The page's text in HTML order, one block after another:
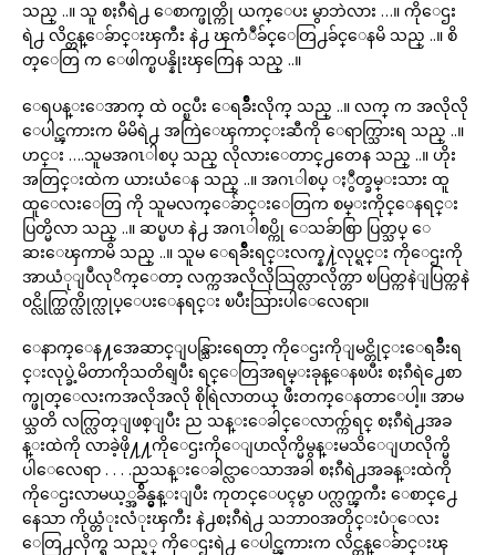
သည္ ..။ သူ စႏၵီရဲ႕ ေစာက္ဖုတ္ကို ယက္ေပး မွာဘဲလား …။ ကိုေဌး
ရဲ႕ လိင္တန္ေခ်ာင္းၾကီး နဲ႕ ၾကံဳခ်င္ေတြ႕ခ်င္ေနမိ သည္ ..။ စိ
တ္ေတြ က ေဖါက္ၿပန္နိုးၾကြေန သည္ ..။
ေရပန္းေအာက္ ထဲ ၀င္ၿပီး ေရခ်ိဳးလိုက္ သည္ ..။ လက္ က အလိုလို
ေပါင္ၾကားက မိမိရဲ႕ အကြဲေၾကာင္းဆီကို ေရာက္သြားရ သည္ ..။
ဟင္း ….သူမအဂၤါစပ္ သည္ လိုလားေတာင္႕တေန သည္ ..။ ဟိုး
အတြင္းထဲက ယားယံေန သည္ ..။ အဂၤါစပ္ ႏွဳတ္ခမ္းသား ထူ
ထူေလးေတြ ကို သူမလက္ေခ်ာင္းေတြက စမ္းကိုင္ေနရင္း
ပြတ္မိလာ သည္ ..။ ဆပ္ၿပာ နဲ႕ အဂၤါစပ္ကို ေသခ်ာစြာ ပြတ္သပ္ ေ
ဆးေၾကာမိ သည္ ..။ သူမ ေရခ်ိဳးရင္းလက္န႔ဲလုပ္ရင္း ကိုေဌးကို
အာယံုျပဳလုိက္ေတာ့ လက္ကအလိုလိုသြတ္လာလိုက္တာ ၿပြတ္ကနဲျပြတ္ကနဲ
၀င္လိုက္ထြက္လိုက္လုပ္ေပးေနရင္း ၿပီးသြားပါေလေရာ။
ေနာက္ေန႔အေဆာင္ျပန္သြားရေတာ့ ကိုေဌးကိုျမင္တိုင္းေရခ်ိဳးရ
င္းလုပ္ခဲ့မိတာကိုသတိရျပီး ရင္ေတြအရမ္းခုန္ေနၿပီး စႏၵီရဲ႕ေစာ
က္ဖုတ္ေလးကအလိုအလို စိုရြဲလာတယ္ ဖီးတက္ေနတာေပါ့။ အာမ
ယ္သတိ လက္လြတ္ျဖစ္ျပီး ည သန္းေခါင္ေလာက္က်ရင္ စႏၵီရဲ႕အခ
န္းထဲကို လာခဲ့ဖို႔႔ကိုေဌးကိုေျပာလိုက္မိမွန္းမသိေျပာလိုက္မိ
ပါေလေရာ . . . .ညသန္းေခါင္လာေသာအခါ စႏၵီရဲ႕အခန္းထဲကို
ကိုေဌးလာမယ့္အခ်ိန္မွန္းျပီး ကုတင္ေပၚမွာ ပက္လက္ၾကီး ေစာင္႕ေ
နေသာ ကိုယ္တံုးလံုးၾကီး နဲ႕စႏၵီရဲ႕ သဘာ၀အတိုင္းပံုေလး
ေတြ႕လိုက္ရ သည့္ ကိုေဌးရဲ႕ ေပါင္ၾကားက လိင္တန္ေခ်ာင္းၾ